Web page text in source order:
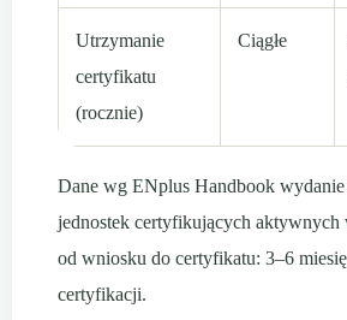
Utrzymanie
certyfikatu
(rocznie)
Ciągłe
Dane wg ENplus Handbook
jednostek certyfikujących aktywnych
od wniosku do certyfikatu: 3–6
certyfikacji.